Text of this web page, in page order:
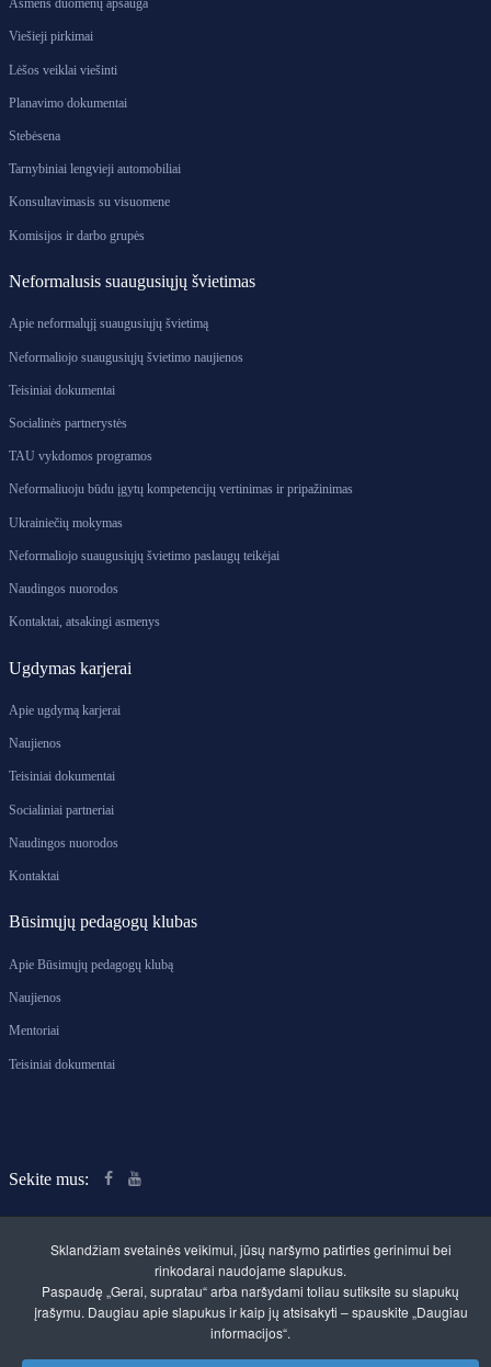
Sekite mus:
Klaipėdos rajono švietimo centras. Savivaldybės
biudžetinė įstaiga
Asmens duomenų apsauga
Viešieji pirkimai
Lėšos veiklai viešinti
Planavimo dokumentai
Stebėsena
Tarnybiniai lengvieji automobiliai
Konsultavimasis su visuomene
Komisijos ir darbo grupės
Neformalusis suaugusiųjų švietimas
Apie neformalųjį suaugusiųjų švietimą
Neformaliojo suaugusiųjų švietimo naujienos
Teisiniai dokumentai
Socialinės partnerystės
TAU vykdomos programos
Neformaliuoju būdu įgytų kompetencijų vertinimas ir pripažinimas
Ukrainiečių mokymas
Neformaliojo suaugusiųjų švietimo paslaugų teikėjai
Naudingos nuorodos
Kontaktai, atsakingi asmenys
Ugdymas karjerai
Apie ugdymą karjerai
Naujienos
Teisiniai dokumentai
Socialiniai partneriai
Naudingos nuorodos
Kontaktai
Būsimųjų pedagogų klubas
Apie Būsimųjų pedagogų klubą
Naujienos
Mentoriai
Teisiniai dokumentai
Sklandžiam svetainės veikimui, jūsų naršymo patirties gerinimui bei
rinkodarai naudojame slapukus.
Paspaudę „Gerai, supratau“ arba naršydami toliau sutiksite su slapukų
įrašymu. Daugiau apie slapukus ir kaip jų atsisakyti – spauskite „Daugiau
informacijos“.